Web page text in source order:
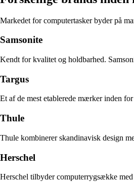
Markedet for computertasker byder på
Samsonite
Kendt for kvalitet og holdbarhed.
Targus
Et af de mest etablerede mærker inden
Thule
Thule kombinerer skandinavisk design
Herschel
Herschel tilbyder computerrygsække